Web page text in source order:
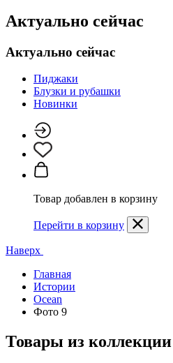
Актуально сейчас
Актуально сейчас
Пиджаки
Блузки и рубашки
Новинки
Товар добавлен в корзину
Перейти в корзину
Наверх
Главная
Истории
Ocean
Фото 9
Товары из коллекции